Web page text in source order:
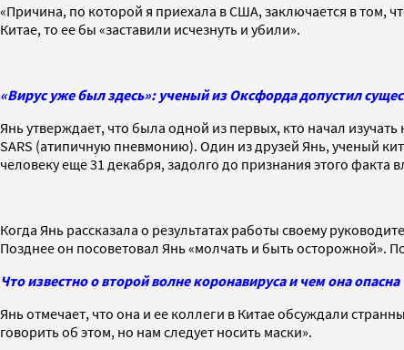
«Причина, по которой я приехала в США, заключается в том,
Китае, то ее бы «заставили исчезнуть и убили».
«Вирус уже был здесь»: ученый из Оксфорда допустил
Янь утверждает, что была одной из первых, кто начал
SARS (атипичную пневмонию). Один из друзей Янь, ученый
человеку еще 31 декабря, задолго до признания этого факта
Когда Янь рассказала о результатах работы своему
Позднее он посоветовал Янь «молчать и быть осторожной».
Что известно о второй волне коронавируса и чем она опасна
Янь отмечает, что она и ее коллеги в Китае обсуждали
говорить об этом, но нам следует носить маски».